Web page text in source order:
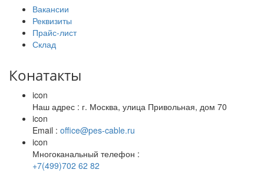
Вакансии
Реквизиты
Прайс-лист
Склад
Конатакты
icon
Наш адрес : г. Москва, улица Привольная, дом 70
icon
Email : office@pes-cable.ru
icon
Многоканальный телефон :
+7(499)702 62 82